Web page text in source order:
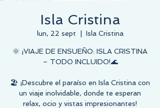
Isla Cristina
lun, 22 sept Isla Cristina
🌞 ¡VIAJE DE ENSUEÑO: ISLA CRISTINA
– TODO INCLUIDO!🌊
🏖️ ¡Descubre el paraíso en Isla Cristina con
un viaje inolvidable, donde te esperan
relax, ocio y vistas impresionantes!